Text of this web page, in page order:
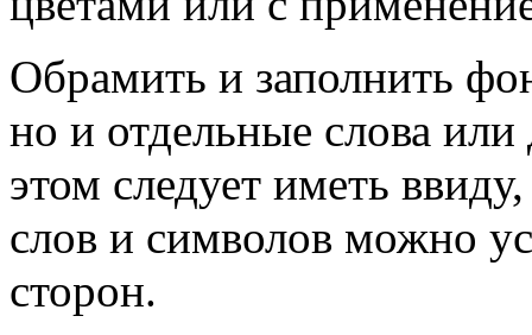
Обрамить и заполнить
но и отдельные слова
этом следует иметь
слов и символов можно
сторон.